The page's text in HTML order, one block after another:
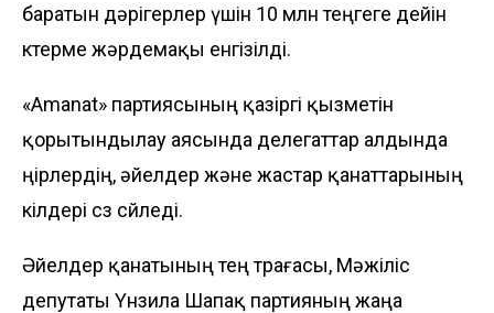
баратын дәрігерлер үшін 10 млн теңгеге дейін
көтерме жәрдемақы енгізілді.
«Amanat» партиясының қазіргі қызметін
қорытындылау аясында делегаттар алдында
өңірлердің, әйелдер және жастар қанаттарының
өкілдері сөз сөйледі.
Әйелдер қанатының тең төрағасы, Мәжіліс
депутаты Үнзила Шапақ партия­ның жаңа